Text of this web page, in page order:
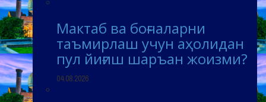
Мактаб ва боғчаларни
таъмирлаш учун аҳолидан
пул йиғиш шаръан жоизми?
04.08.2026